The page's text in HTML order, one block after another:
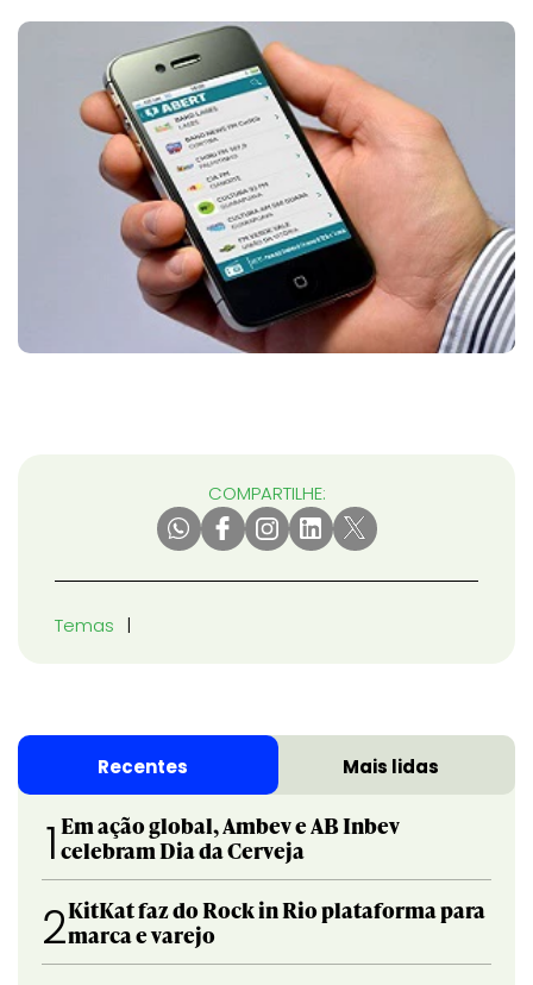
COMPARTILHE:
Temas
Recentes Mais lidas
1 Em ação global, Ambev e AB Inbev
celebram Dia da Cerveja
2KitKat faz do Rock in Rio plataforma para
marca e varejo